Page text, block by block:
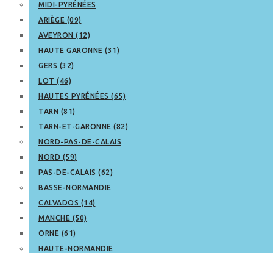
MIDI-PYRÉNÉES
ARIÈGE (09)
AVEYRON (12)
HAUTE GARONNE (31)
GERS (32)
LOT (46)
HAUTES PYRÉNÉES (65)
TARN (81)
TARN-ET-GARONNE (82)
NORD-PAS-DE-CALAIS
NORD (59)
PAS-DE-CALAIS (62)
BASSE-NORMANDIE
CALVADOS (14)
MANCHE (50)
ORNE (61)
HAUTE-NORMANDIE